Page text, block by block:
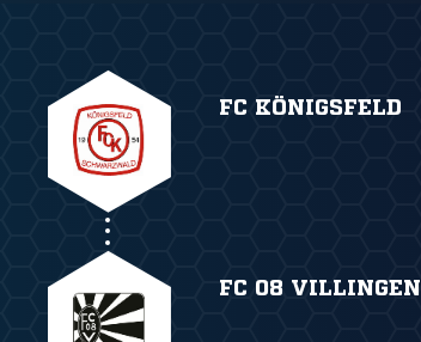
FC KÖNIGSFELD
FC 08 VILLINGEN